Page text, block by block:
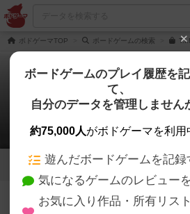
ボドゲーマTOP ボードゲームの検索
タイムストーリ
6件の掲示板
5 1 31
ログインするとタイムストーリーズに関する
込みが出来るようになります。ルールの疑問
ボードゲームのプレイ履歴を
て、
自分のデータを管理しません
約75,000人がボドゲーマを利用
遊んだボードゲームを記録
気になるゲームのレビュー
お気に入り作品・所有リス